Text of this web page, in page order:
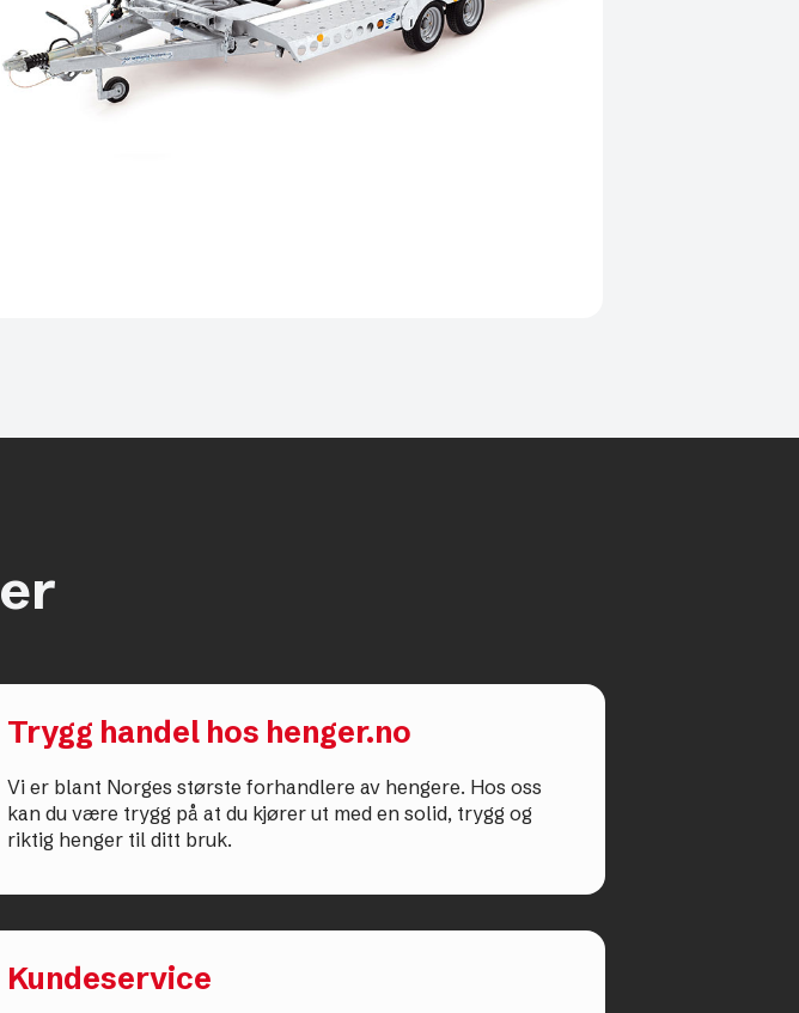
Trygg handel hos henger.no
Vi er blant Norges største forhandlere av hengere. Hos oss
kan du være trygg på at du kjører ut med en solid, trygg og
riktig henger til ditt bruk.
Kundeservice